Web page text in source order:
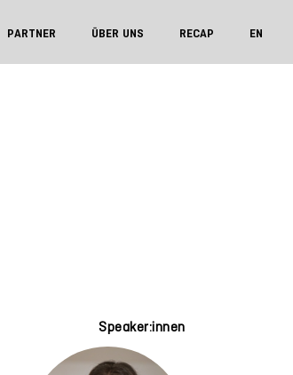
PARTNER ÜBER UNS RECAP EN
Speaker:innen